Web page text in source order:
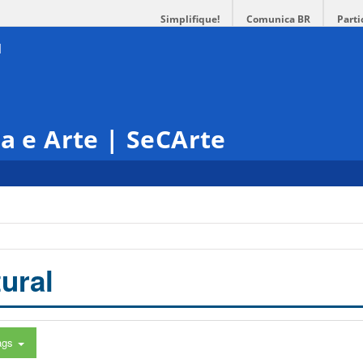
Simplifique! Comunica BR
e Arte | SeCArte